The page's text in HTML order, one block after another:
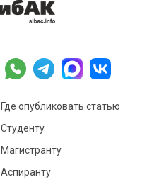
Где опубликовать статью
Студенту
Магистранту
Аспиранту